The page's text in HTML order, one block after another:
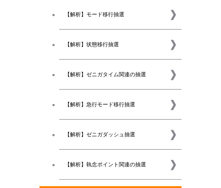
【解析】モード移行抽選
【解析】状態移行抽選
【解析】ゼニガタイム関連の抽選
【解析】急行モード移行抽選
【解析】ゼニガダッシュ抽選
【解析】執念ポイント関連の抽選